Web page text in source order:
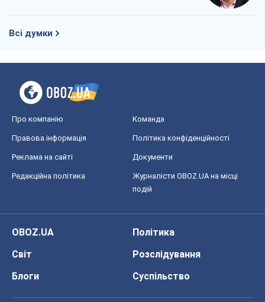
Всі думки
Про компанію Команда
Правова інформація Політика конфіденційності
Реклама на сайті Документи
Редакційна політика
Журналісти OBOZ.UA на місці
подій
OBOZ.UA
Політика
Світ
Розслідування
Блоги
Суспільство